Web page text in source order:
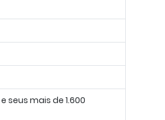
seus mais de 1.600